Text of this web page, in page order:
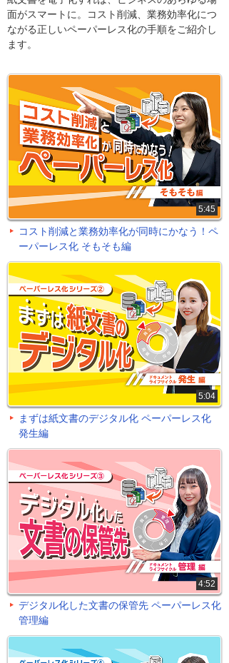
面がスマートに。コスト削減、業務効率化につ
ながる正しいペーパーレス化の手順をご紹介し
ます。
5:45
コスト削減と業務効率化が同時にかなう！ペ
ーパーレス化 そもそも編
5:04
まずは紙文書のデジタル化 ペーパーレス化
発生編
4:52
デジタル化した文書の保管先 ペーパーレス化
管理編